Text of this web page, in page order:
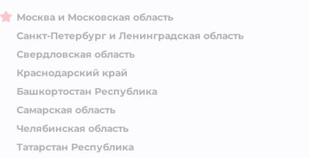
Москва и Московская область
Санкт-Петербург и Ленинградская область
Свердловская область
Краснодарский край
Башкортостан Республика
Самарская область
Челябинская область
Татарстан Республика